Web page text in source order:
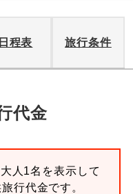
日程表 旅行条件
代金
人1名を表示して
行代金です。